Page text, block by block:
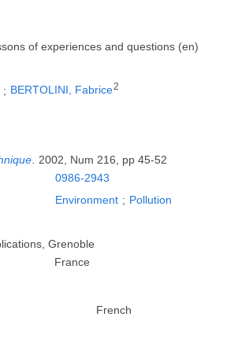
of experiences and questions (en)
; BERTOLINI, Fabrice2
. 2002, Num 216, pp 45-52
0986-2943
Environment ; Pollution
Grenoble
France
French